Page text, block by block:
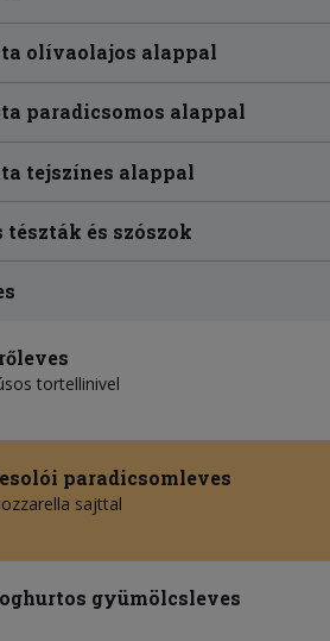
olívaolajos alappal
paradicsomos alappal
tejszínes alappal
tészták és szószok
tortellinivel
paradicsomleves
sajttal
gyümölcsleves